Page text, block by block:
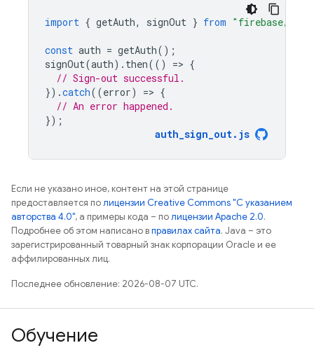
import { getAuth, signOut } from "firebase/
const auth = getAuth();
signOut(auth). then(() => {
// Sign-out successful.
}).catch((error) => {
// An error happened.
});
auth_sign_out. js
Если не указано иное, контент на этой странице
предоставляется полицензии Creative Commons "С указанием
авторства 4.0", а примеры кода – полицензии Apache 2.0.
Подробнее об этом написано вправилах сайта. Java – это
зарегистрированный товарный знак корпорации Oracle и ее
аффилированных лиц.
Последнее обновление: 2026-08-07 UTC.
Обучение